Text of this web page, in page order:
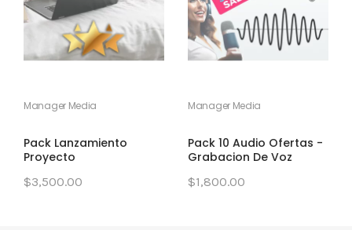
Manager Media
Pack Lanzamiento
Proyecto
$3,500.00
Manager Media
Pack 10 Audio Ofertas -
Grabacion De Voz
$1,800.00